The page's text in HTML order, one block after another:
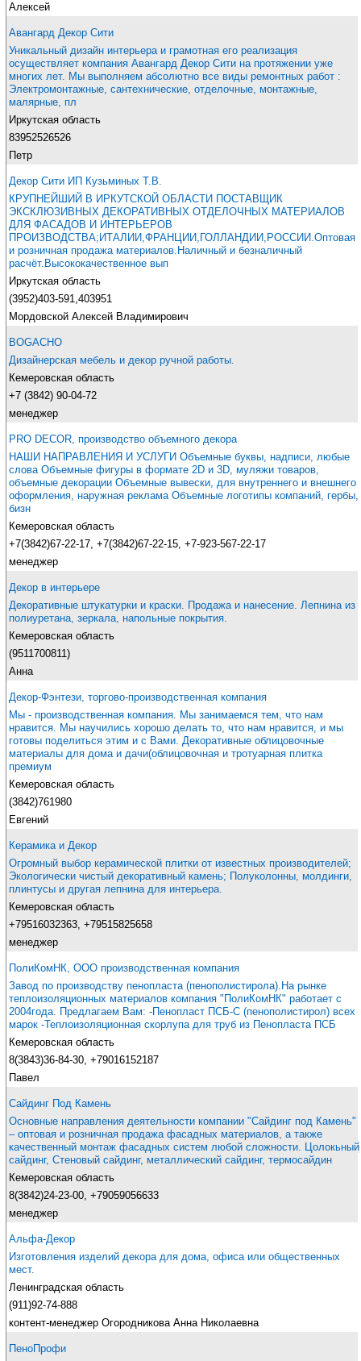
Алексей
Авангард Декор Сити
Уникальный дизайн интерьера и грамотная его реализация
осуществляет компания Авангард Декор Сити на протяжении уже
многих лет. Мы выполняем абсолютно все виды ремонтных работ :
Электромонтажные, сантехнические, отделочные, монтажные,
малярные, пл
Иркутская область
83952526526
Петр
Декор Сити ИП Кузьминых Т.В.
КРУПНЕЙШИЙ В ИРКУТСКОЙ ОБЛАСТИ ПОСТАВЩИК
ЭКСКЛЮЗИВНЫХ ДЕКОРАТИВНЫХ ОТДЕЛОЧНЫХ МАТЕРИАЛОВ
ДЛЯ ФАСАДОВ И ИНТЕРЬЕРОВ
ПРОИЗВОДСТВА;ИТАЛИИ,ФРАНЦИИ,ГОЛЛАНДИИ,РОССИИ.Оптовая
и розничная продажа материалов.Наличный и безналичный
расчёт.Высококачественное вып
Иркутская область
(3952)403-591,403951
Мордовской Алексей Владимирович
BOGACHO
Дизайнерская мебель и декор ручной работы.
Кемеровская область
+7 (3842) 90-04-72
менеджер
PRO DECOR, производство объемного декора
НАШИ НАПРАВЛЕНИЯ И УСЛУГИ Объемные буквы, надписи, любые
слова Объемные фигуры в формате 2D и 3D, муляжи товаров,
объемные декорации Объемные вывески, для внутреннего и внешнего
оформления, наружная реклама Объемные логотипы компаний, гербы,
бизн
Кемеровская область
+7(3842)67-22-17, +7(3842)67-22-15, +7-923-567-22-17
менеджер
Декор в интерьере
Декоративные штукатурки и краски. Продажа и нанесение. Лепнина из
полиуретана, зеркала, напольные покрытия.
Кемеровская область
(9511700811)
Анна
Декор-Фэнтези, торгово-производственная компания
Мы - производственная компания. Мы занимаемся тем, что нам
нравится. Мы научились хорошо делать то, что нам нравится, и мы
готовы поделиться этим и с Вами. Декоративные облицовочные
материалы для дома и дачи(облицовочная и тротуарная плитка
премиум
Кемеровская область
(3842)761980
Евгений
Керамика и Декор
Огромный выбор керамической плитки от известных производителей;
Экологически чистый декоративный камень; Полуколонны, молдинги,
плинтусы и другая лепнина для интерьера.
Кемеровская область
+79516032363, +79515825658
менеджер
ПолиКомНК, ООО производственная компания
Завод по производству пенопласта (пенополистирола).На рынке
теплоизоляционных материалов компания "ПолиКомНК" работает с
2004года. Предлагаем Вам: -Пенопласт ПСБ-С (пенополистирол) всех
марок -Теплоизоляционная скорлупа для труб из Пенопласта ПСБ
Кемеровская область
8(3843)36-84-30, +79016152187
Павел
Сайдинг Под Камень
Основные направления деятельности компании "Сайдинг под Камень"
– оптовая и розничная продажа фасадных материалов, а также
качественный монтаж фасадных систем любой сложности. Цолокьный
сайдинг, Стеновый сайдинг, металлический сайдинг, термосайдин
Кемеровская область
8(3842)24-23-00, +79059056633
менеджер
Альфа-Декор
Изготовления изделий декора для дома, офиса или общественных
мест.
Ленинградская область
(911)92-74-888
контент-менеджер Огородникова Анна Николаевна
ПеноПрофи